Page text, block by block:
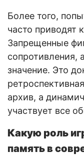
Более того,
часто приводят
Запрещенные
сопротивления,
значение. Это
архив, а
участвует все
Какую роль
память в